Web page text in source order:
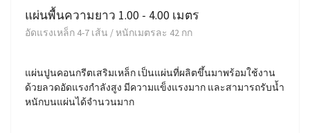
แผ่นพื้นความยาว 1.00 - 4.00 เมตร
อัดแรงเหล็ก 4-7 เส้น / หนักเมตรละ 42 กก
แผ่นปูนคอนกรีตเสริมเหล็ก เป็นแผ่นที่ผลิตขึ้นมาพร้อมใช้งาน
ด้วยลวดอัดแรงกำลังสูง มีความแข็งแรงมาก และสามารถรับน้ำ
หนักบนแผ่นได้จำนวนมาก